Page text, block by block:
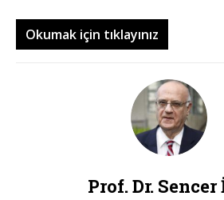
Okumak için tıklayınız
Prof. Dr. Sencer